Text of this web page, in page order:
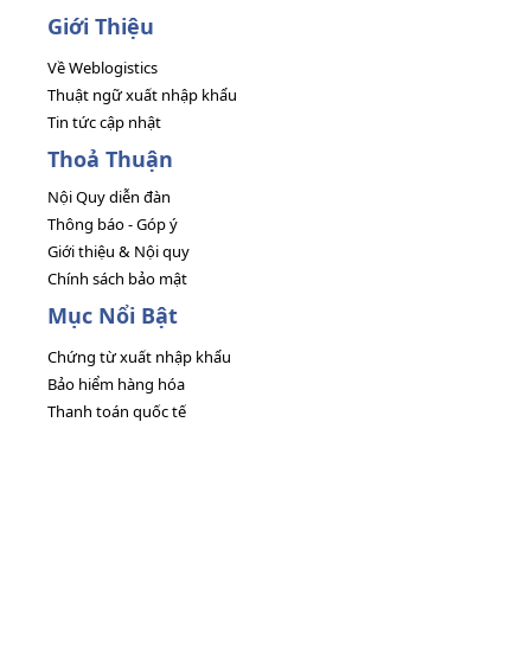
Giới Thiệu
Về Weblogistics
Thuật ngữ xuất nhập khẩu
Tin tức cập nhật
Thoả Thuận
Nội Quy diễn đàn
Thông báo - Góp ý
Giới thiệu & Nội quy
Chính sách bảo mật
Mục Nổi Bật
Chứng từ xuất nhập khẩu
Bảo hiểm hàng hóa
Thanh toán quốc tế